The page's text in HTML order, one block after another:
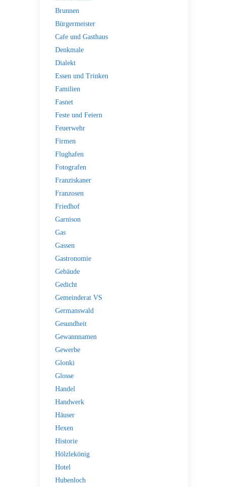
Brunnen
Bürgermeister
Cafe und Gasthaus
Denkmale
Dialekt
Essen und Trinken
Familien
Fasnet
Feste und Feiern
Feuerwehr
Firmen
Flughafen
Fotografen
Franziskaner
Franzosen
Friedhof
Garnison
Gas
Gassen
Gastronomie
Gebäude
Gedicht
Gemeinderat VS
Germanswald
Gesundheit
Gewannnamen
Gewerbe
Glonki
Glosse
Handel
Handwerk
Häuser
Hexen
Historie
Hölzlekönig
Hotel
Hubenloch